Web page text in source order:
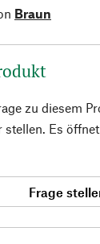
Braun
zu diesem
stellen. Es
Frage